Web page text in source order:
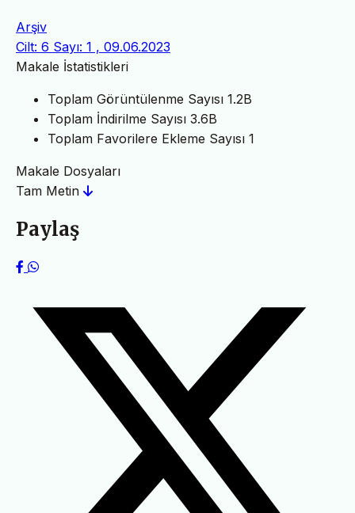
Arşiv
Cilt: 6 Sayı: 1 , 09.06.2023
Makale İstatistikleri
Toplam Görüntülenme Sayısı 1.2B
Toplam İndirilme Sayısı 3.6B
Toplam Favorilere Ekleme Sayısı 1
Makale Dosyaları
Tam Metin
Paylaş